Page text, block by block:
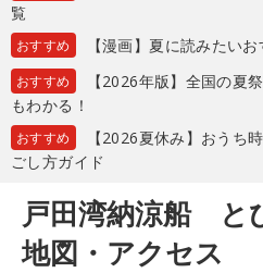
覧
おすすめ 【漫画】夏に読みたい
おすすめ
【2026年版】全国の夏
もわかる！
おすすめ
【2026夏休み】おうち
ごし方ガイド
戸田湾納涼船 と
地図・アクセス